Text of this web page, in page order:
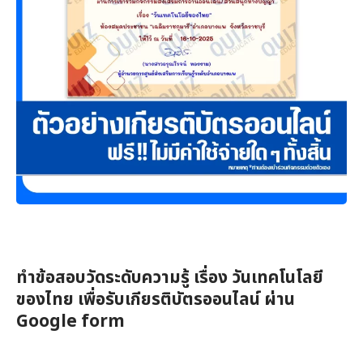
ทำข้อสอบวัดระดับความรู้ เรื่อง วันเทคโนโลยี
ของไทย เพื่อรับเกียรติบัตรออนไลน์ ผ่าน
Google form